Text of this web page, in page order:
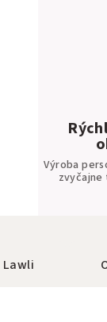
Výroba
zvyčajne
Lawli